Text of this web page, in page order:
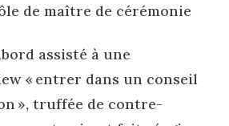
de maître de cérémonie
assisté à une
« entrer dans un conseil
», truffée de contre-